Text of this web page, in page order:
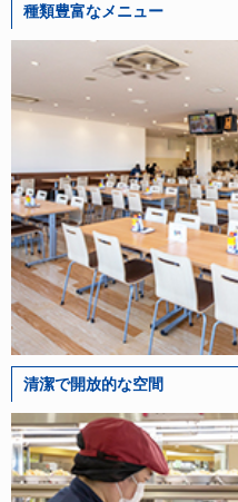
種類豊富なメニュー
清潔で開放的な空間